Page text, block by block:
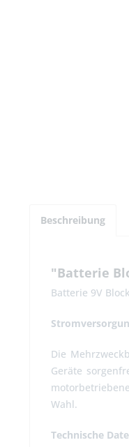
Beschreibung
"Batterie
Batterie 9V Block
Die
Geräte
Wahl.
Technische